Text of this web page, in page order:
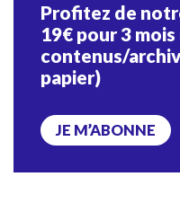
Profitez de
19€ pour 3
contenus/
papier)
JE M’ABONNE